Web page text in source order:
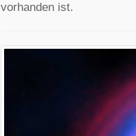
vorhanden ist.